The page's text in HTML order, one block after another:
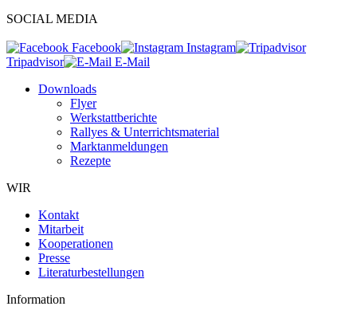
SOCIAL MEDIA
Facebook
Instagram
Tripadvisor
E-Mail
Downloads
Flyer
Werkstattberichte
Rallyes & Unterrichtsmaterial
Marktanmeldungen
Rezepte
WIR
Kontakt
Mitarbeit
Kooperationen
Presse
Literaturbestellungen
Information